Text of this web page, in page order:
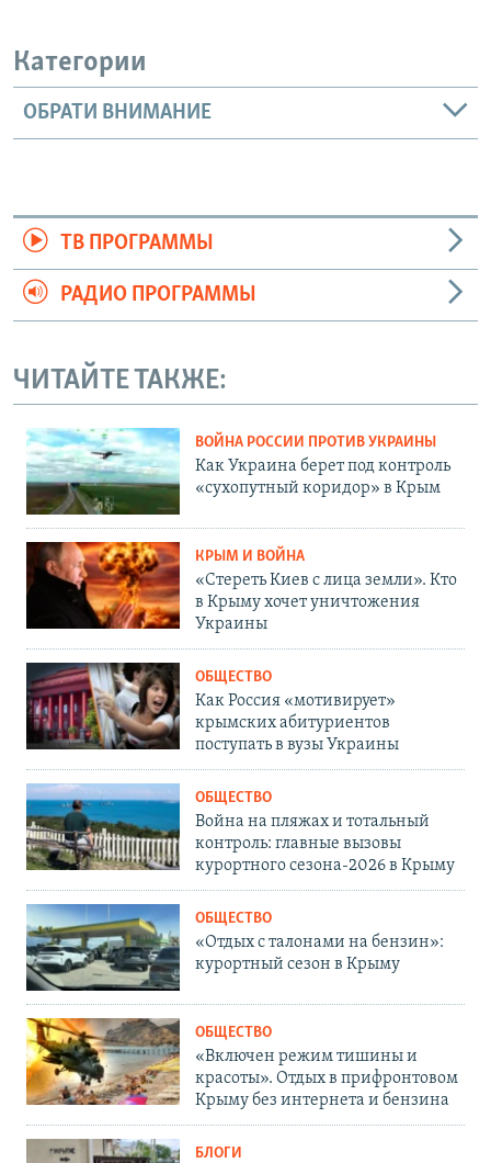
Категории
ОБРАТИ ВНИМАНИЕ
ТВ ПРОГРАММЫ
РАДИО ПРОГРАММЫ
ЧИТАЙТЕ ТАКЖЕ:
ВОЙНА РОССИИ ПРОТИВ УКРАИНЫ
Как Украина берет под контроль
«сухопутный коридор» в Крым
КРЫМ И ВОЙНА
«Стереть Киев с лица земли». Кто
в Крыму хочет уничтожения
Украины
ОБЩЕСТВО
Как Россия «мотивирует»
крымских абитуриентов
поступать в вузы Украины
ОБЩЕСТВО
Война на пляжах и тотальный
контроль: главные вызовы
курортного сезона-2026 в Крыму
ОБЩЕСТВО
«Отдых с талонами на бензин»:
курортный сезон в Крыму
ОБЩЕСТВО
«Включен режим тишины и
красоты». Отдых в прифронтовом
Крыму без интернета и бензина
БЛОГИ